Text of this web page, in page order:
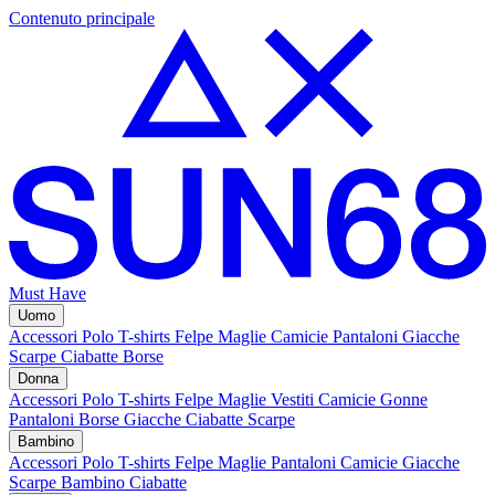
Contenuto principale
Must Have
Uomo
Accessori Polo T-shirts Felpe Maglie Camicie Pantaloni Giacche
Scarpe Ciabatte Borse
Donna
Accessori Polo T-shirts Felpe Maglie Vestiti Camicie Gonne
Pantaloni Borse Giacche Ciabatte Scarpe
Bambino
Accessori Polo T-shirts Felpe Maglie Pantaloni Camicie Giacche
Scarpe Bambino Ciabatte